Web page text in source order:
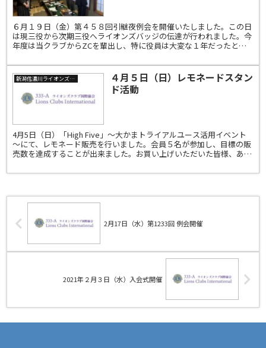
６月１９日（金）第４５８回引継夜例会を開催いたしました。この日
は現三役から次期三役へライオンズバッジの伝達が行われました。今
年度は当クラブからZCを輩出し、特に役員は大変な１年だったと思
新潟信濃川ライオンズクラブ
４月５日（日）レモネードスタン
ド活動
4月5日（日）「High Five」～大かまトライアルユース活用イベント
～にて、レモネード販売を行いました。会員５名が参加し、目標の販
売数を達成することが出来ました。お買い上げいただいた皆様、あり
2月17日（水）第1233回 例会開催
2021年２月３日（水）入会式開催